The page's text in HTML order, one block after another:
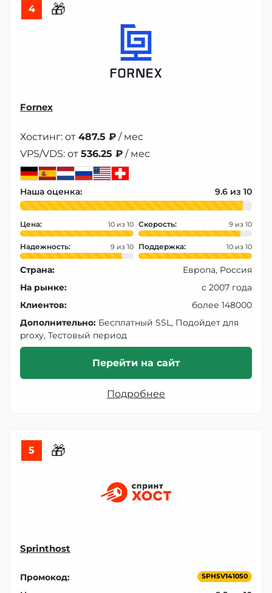
4 🎁
Fornex
Хостинг: от 487.5 ₽ / мес
VPS/VDS: от 536.25 ₽ / мес
Наша оценка: 9.6
Цена: 10 Скорость: 9
Надежность: 9 Поддержка: 10
Страна:
Европа, Россия
На рынке:
с 2007 года
Клиентов:
более 148000
Дополнительно: Бесплатный SSL, Подойдет для
proxy, Тестовый период
Перейти на сайт
Подробнее
5 🎁
Sprinthost
Промокод: SPH5V141050